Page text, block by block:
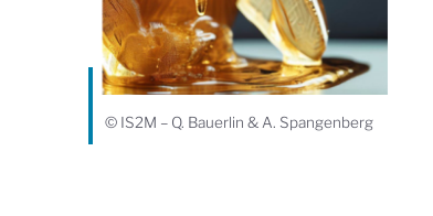
© IS2M – Q. Bauerlin & A. Spangenberg